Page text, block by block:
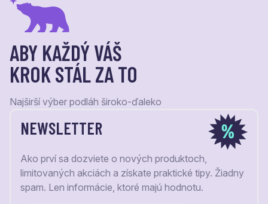
ABY KAŽDÝ VÁŠ
KROK STÁL ZA TO
Najširší výber podláh široko-ďaleko
NEWSLETTER
Ako prví sa dozviete o nových produktoch,
limitovaných akciách a získate praktické tipy. Žiadny
spam. Len informácie, ktoré majú hodnotu.